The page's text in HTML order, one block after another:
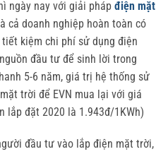
ngày nay với giải pháp điện mặt
cả doanh nghiệp hoàn toàn có
kiệm chi phí sử dụng điện
đầu tư để sinh lời trong
5-6 năm, giá trị hệ thống sử
trời để EVN mua lại với giá
lắp đặt 2020 là 1.943đ/1KWh)
đầu tư vào lắp điện mặt trời,